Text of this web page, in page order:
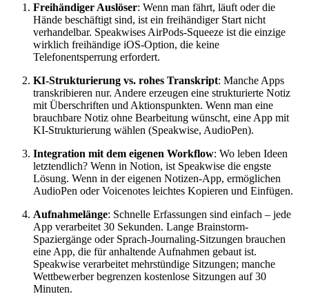
Freihändiger Auslöser: Wenn man fährt, läuft oder die
Hände beschäftigt sind, ist ein freihändiger Start nicht
verhandelbar. Speakwises AirPods-Squeeze ist die einzige
wirklich freihändige iOS-Option, die keine
Telefonentsperrung erfordert.
KI-Strukturierung vs. rohes Transkript: Manche Apps
transkribieren nur. Andere erzeugen eine strukturierte Notiz
mit Überschriften und Aktionspunkten. Wenn man eine
brauchbare Notiz ohne Bearbeitung wünscht, eine App mit
KI-Strukturierung wählen (Speakwise, AudioPen).
Integration mit dem eigenen Workflow: Wo leben Ideen
letztendlich? Wenn in Notion, ist Speakwise die engste
Lösung. Wenn in der eigenen Notizen-App, ermöglichen
AudioPen oder Voicenotes leichtes Kopieren und Einfügen.
Aufnahmelänge: Schnelle Erfassungen sind einfach – jede
App verarbeitet 30 Sekunden. Lange Brainstorm-
Spaziergänge oder Sprach-Journaling-Sitzungen brauchen
eine App, die für anhaltende Aufnahmen gebaut ist.
Speakwise verarbeitet mehrstündige Sitzungen; manche
Wettbewerber begrenzen kostenlose Sitzungen auf 30
Minuten.